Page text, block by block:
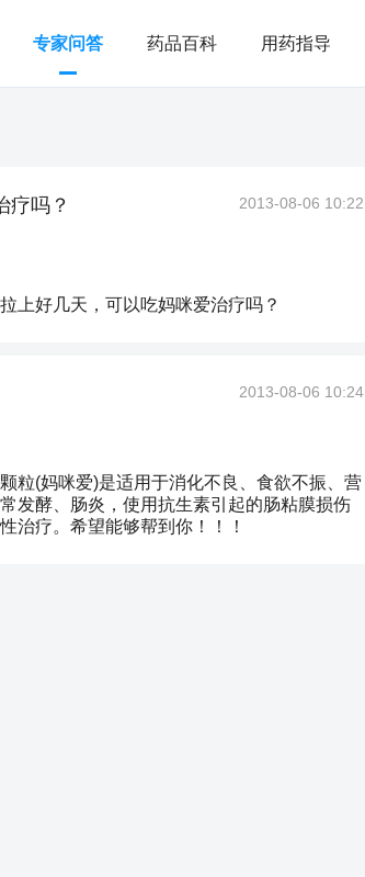
专家问答 药品百科 用药指导
疗吗？ 2013-08-06 10:22
上好几天，可以吃妈咪爱治疗吗？
2013-08-06 10:24
粒(妈咪爱)是适用于消化不良、食欲不振、营
发酵、肠炎，使用抗生素引起的肠粘膜损伤
治疗。希望能够帮到你！！！